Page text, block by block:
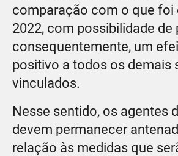
comparação com o que foi
2022, com possibilidade de
consequentemente, um
positivo a todos os demais
vinculados.
Nesse sentido, os agentes
devem permanecer
relação às medidas que